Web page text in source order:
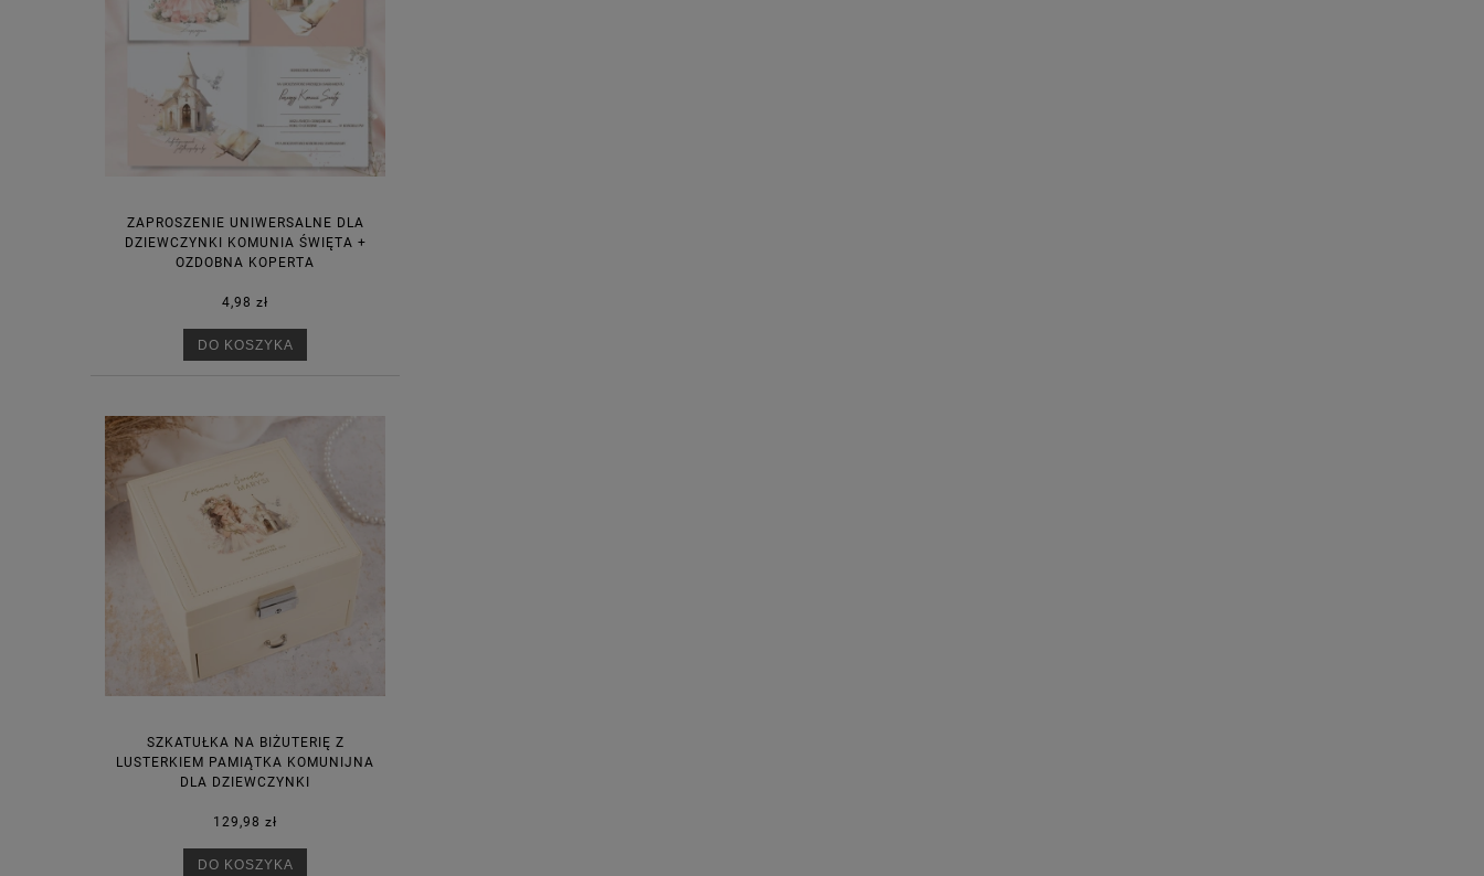
ZAPROSZENIE UNIWERSALNE DLA
DZIEWCZYNKI KOMUNIA ŚWIĘTA +
OZDOBNA KOPERTA
4,98 zł
DO KOSZYKA
SZKATUŁKA NA BIŻUTERIĘ Z
LUSTERKIEM PAMIĄTKA KOMUNIJNA
DLA DZIEWCZYNKI
129,98 zł
DO KOSZYKA